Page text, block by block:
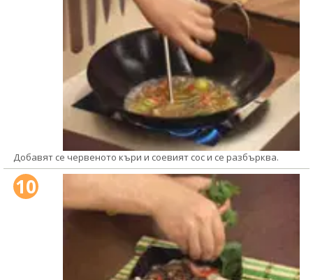
Добавят се червеното къри и соевият сос и се разбърква.
10